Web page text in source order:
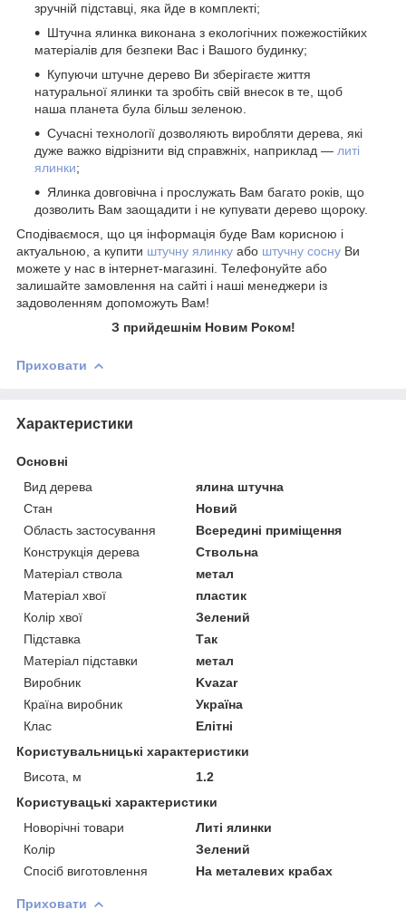
зручній підставці, яка йде в комплекті;
Штучна ялинка виконана з екологічних пожежостійких
матеріалів для безпеки Вас і Вашого будинку;
Купуючи штучне дерево Ви зберігаєте життя
натуральної ялинки та зробіть свій внесок в те, щоб
наша планета була більш зеленою.
Сучасні технології дозволяють виробляти дерева, які
дуже важко відрізнити від справжніх, наприклад ― литі
ялинки;
Ялинка довговічна і прослужать Вам багато років, що
дозволить Вам заощадити і не купувати дерево щороку.
Сподіваємося, що ця інформація буде Вам корисною і
актуальною, а купити штучну ялинку або штучну сосну Ви
можете у нас в інтернет-магазині. Телефонуйте або
залишайте замовлення на сайті і наші менеджери із
задоволенням допоможуть Вам!
З прийдешнім Новим Роком!
Приховати
Характеристики
Основні
Вид дерева
ялина штучна
Стан
Новий
Область застосування
Всередині приміщення
Конструкція дерева
Ствольна
Матеріал ствола
метал
Матеріал хвої
пластик
Колір хвої
Зелений
Підставка
Так
Матеріал підставки
метал
Виробник
Kvazar
Країна виробник
Україна
Клас
Елітні
Користувальницькі характеристики
Висота, м
1.2
Користувацькi характеристики
Новорічні товари
Литі ялинки
Колір
Зелений
Спосіб виготовлення
На металевих крабах
Приховати